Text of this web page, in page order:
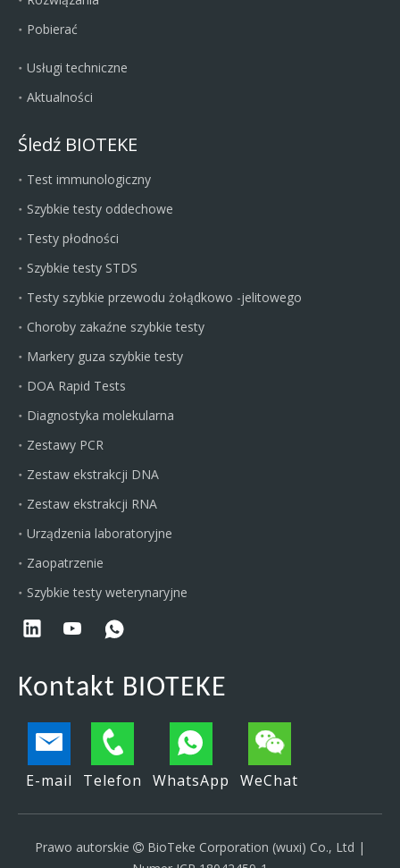
Pobierać
Usługi techniczne
Aktualności
Śledź BIOTEKE
Test immunologiczny
Szybkie testy oddechowe
Testy płodności
Szybkie testy STDS
Testy szybkie przewodu żołądkowo -jelitowego
Choroby zakaźne szybkie testy
Markery guza szybkie testy
DOA Rapid Tests
Diagnostyka molekularna
Zestawy PCR
Zestaw ekstrakcji DNA
Zestaw ekstrakcji RNA
Urządzenia laboratoryjne
Zaopatrzenie
Szybkie testy weterynaryjne
Kontakt BIOTEKE
E-mail Telefon WhatsApp WeChat
Prawo autorskie  BioTeke Corporation (wuxi) Co., Ltd |